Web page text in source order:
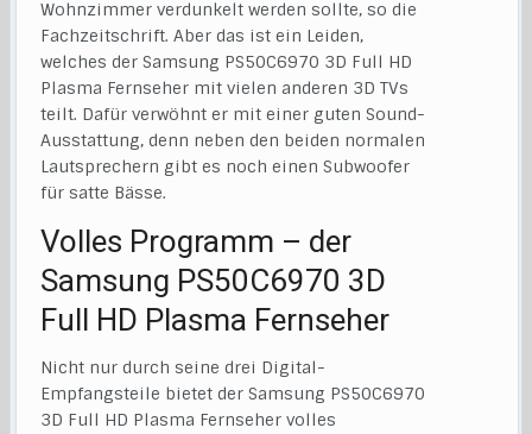
Wohnzimmer verdunkelt werden sollte, so die
Fachzeitschrift. Aber das ist ein Leiden,
welches der Samsung PS50C6970 3D Full HD
Plasma Fernseher mit vielen anderen 3D TVs
teilt. Dafür verwöhnt er mit einer guten Sound-
Ausstattung, denn neben den beiden normalen
Lautsprechern gibt es noch einen Subwoofer
für satte Bässe.
Volles Programm – der
Samsung PS50C6970 3D
Full HD Plasma Fernseher
Nicht nur durch seine drei Digital-
Empfangsteile bietet der Samsung PS50C6970
3D Full HD Plasma Fernseher volles